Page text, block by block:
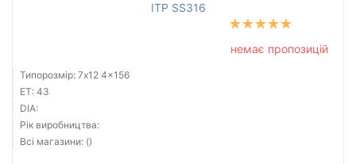
ITP SS316
немає пропозицій
Типорозмір: 7x12 4x156
ET: 43
DIA:
Рік виробництва:
Всі магазини: ()